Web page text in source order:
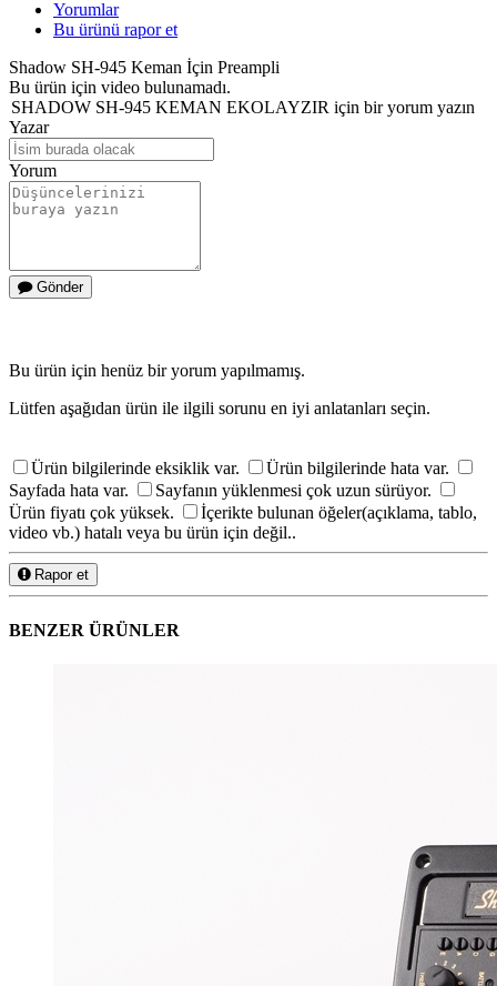
Yorumlar
Bu ürünü rapor et
Shadow SH-945 Keman İçin Preampli
Bu ürün için video bulunamadı.
SHADOW SH-945 KEMAN EKOLAYZIR için bir yorum yazın
Yazar
Yorum
Gönder
Bu ürün için henüz bir yorum yapılmamış.
Lütfen aşağıdan ürün ile ilgili sorunu en iyi anlatanları seçin.
Ürün bilgilerinde eksiklik var.
Ürün bilgilerinde hata var.
Sayfada hata var.
Sayfanın yüklenmesi çok uzun sürüyor.
Ürün fiyatı çok yüksek.
İçerikte bulunan öğeler(açıklama, tablo,
video vb.) hatalı veya bu ürün için değil..
Rapor et
BENZER ÜRÜNLER